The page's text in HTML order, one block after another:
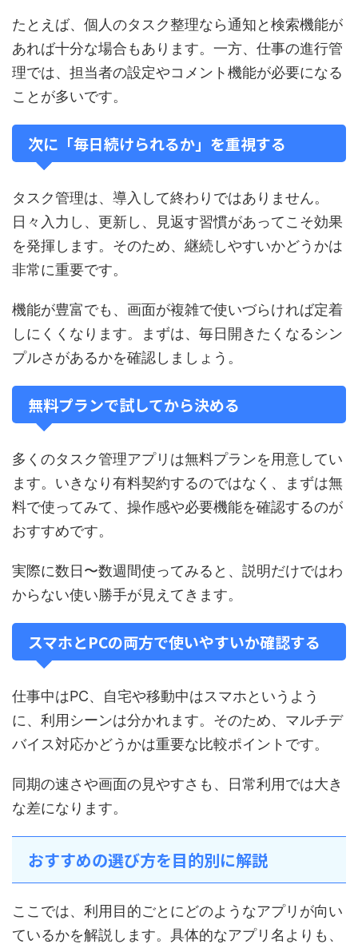
たとえば、個人のタスク整理なら通知と検索機能が
あれば十分な場合もあります。一方、仕事の進行管
理では、担当者の設定やコメント機能が必要になる
ことが多いです。
次に「毎日続けられるか」を重視する
タスク管理は、導入して終わりではありません。
日々入力し、更新し、見返す習慣があってこそ効果
を発揮します。そのため、継続しやすいかどうかは
非常に重要です。
機能が豊富でも、画面が複雑で使いづらければ定着
しにくくなります。まずは、毎日開きたくなるシン
プルさがあるかを確認しましょう。
無料プランで試してから決める
多くのタスク管理アプリは無料プランを用意してい
ます。いきなり有料契約するのではなく、まずは無
料で使ってみて、操作感や必要機能を確認するのが
おすすめです。
実際に数日〜数週間使ってみると、説明だけではわ
からない使い勝手が見えてきます。
スマホとPCの両方で使いやすいか確認する
仕事中はPC、自宅や移動中はスマホというよう
に、利用シーンは分かれます。そのため、マルチデ
バイス対応かどうかは重要な比較ポイントです。
同期の速さや画面の見やすさも、日常利用では大き
な差になります。
おすすめの選び方を目的別に解説
ここでは、利用目的ごとにどのようなアプリが向い
ているかを解説します。具体的なアプリ名よりも、